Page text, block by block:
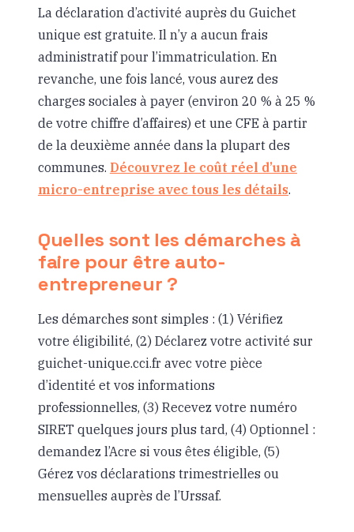
La déclaration d’activité auprès du Guichet
unique est gratuite. Il n’y a aucun frais
administratif pour l’immatriculation. En
revanche, une fois lancé, vous aurez des
charges sociales à payer (environ 20 % à 25 %
de votre chiffre d’affaires) et une CFE à partir
de la deuxième année dans la plupart des
communes. Découvrez le coût réel d’une
micro-entreprise avec tous les détails.
Quelles sont les démarches à
faire pour être auto-
entrepreneur ?
Les démarches sont simples : (1) Vérifiez
votre éligibilité, (2) Déclarez votre activité sur
guichet-unique.cci.fr avec votre pièce
d’identité et vos informations
professionnelles, (3) Recevez votre numéro
SIRET quelques jours plus tard, (4) Optionnel :
demandez l’Acre si vous êtes éligible, (5)
Gérez vos déclarations trimestrielles ou
mensuelles auprès de l’Urssaf.